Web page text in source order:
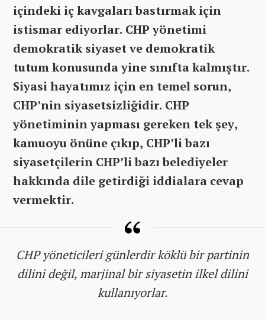
içindeki iç kavgaları bastırmak için
istismar ediyorlar. CHP yönetimi
demokratik siyaset ve demokratik
tutum konusunda yine sınıfta kalmıştır.
Siyasi hayatımız için en temel sorun,
CHP’nin siyasetsizliğidir. CHP
yönetiminin yapması gereken tek şey,
kamuoyu önüne çıkıp, CHP’li bazı
siyasetçilerin CHP’li bazı belediyeler
hakkında dile getirdiği iddialara cevap
vermektir.
CHP yöneticileri günlerdir köklü bir partinin
dilini değil, marjinal bir siyasetin ilkel dilini
kullanıyorlar.